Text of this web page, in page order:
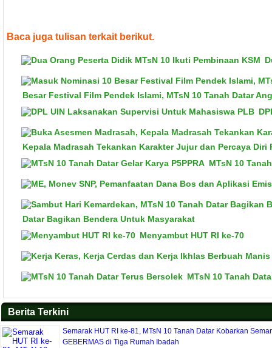
Baca juga tulisan terkait berikut.
Besar Festival Film Pendek Islami, MTsN 10 Tanah Datar
Kepala Madrasah Tekankan Karakter Jujur dan Percaya Diri
MTsN 10
Datar Bagikan Bendera Untuk Masyarakat
Menyambut HUT RI ke-70
MTsN 10 Tanah
Berita Terkini
Semarak HUT RI ke-81, MTsN 10 Tanah Datar Kobarkan
GEBERMAS di Tiga Rumah Ibadah